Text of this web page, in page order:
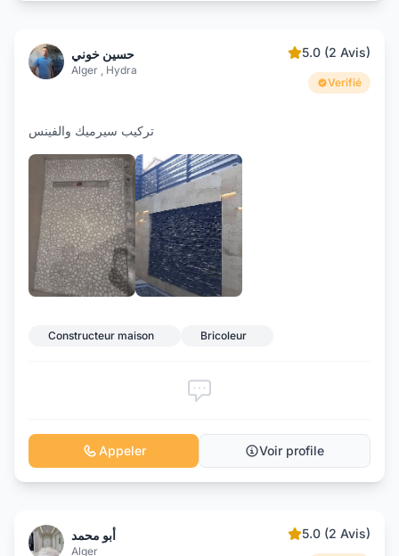
حسين خوني
Alger , Hydra
5.0 (2 Avis)
Verifié
تركيب سيرميك والفينس
Constructeur maison Bricoleur
Appeler Voir profile
أبو محمد
Alger
5.0 (2 Avis)